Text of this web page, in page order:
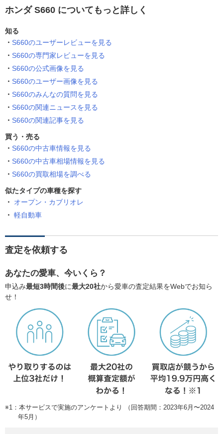
ホンダ S660 についてもっと詳しく
知る
S660のユーザーレビューを見る
S660の専門家レビューを見る
S660の公式画像を見る
S660のユーザー画像を見る
S660のみんなの質問を見る
S660の関連ニュースを見る
S660の関連記事を見る
買う・売る
S660の中古車情報を見る
S660の中古車相場情報を見る
S660の買取相場を調べる
似たタイプの車種を探す
オープン・カブリオレ
軽自動車
査定を依頼する
あなたの愛車、今いくら？
申込み最短3時間後に最大20社から愛車の査定結果をWebでお知ら
せ！
※1：本サービスで実施のアンケートより （回答期間：2023年6月〜2024
年5月）